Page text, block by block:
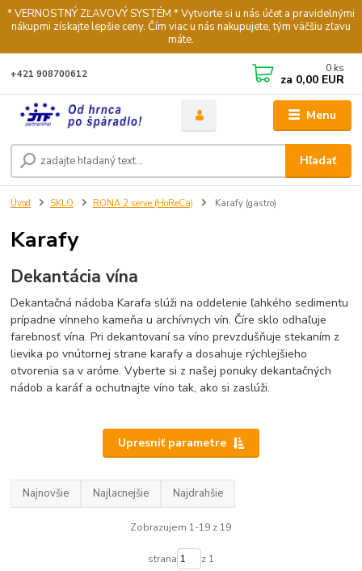
* VERNOSTNÝ ZĽAVOVÝ SYSTÉM * Vytvorte si u nás účet a pravidelnými
nákupmi získajte lepšie ceny. Čím viac u nás nakupujete, tým väčšiu zľavu
máte.
Menu
Hľadať
+421 908700612 0 ks
za 0,00 EUR
Úvod SKLO RONA 2 serve (HoReCa) Karafy (gastro)
Karafy
Dekantácia vína
Dekantačná nádoba Karafa slúži na oddelenie ľahkého sedimentu
prípadne vínneho kameňa u archívnych vín. Číre sklo odhaľuje
farebnosť vína. Pri dekantovaní sa víno prevzdušňuje stekaním z
lievika po vnútornej strane karafy a dosahuje rýchlejšieho
otvorenia sa v aróme. Vyberte si z našej ponuky dekantačných
nádob a karáf a ochutnajte víno tak, ako si zaslúži.
Upresniť parametre
Najnovšie Najlacnejšie Najdrahšie
Zobrazujem 1-19 z 19
strana z 1